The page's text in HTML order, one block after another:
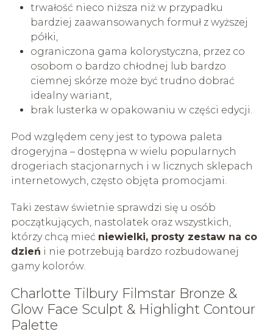
trwałość nieco niższa niż w przypadku
bardziej zaawansowanych formuł z wyższej
półki,
ograniczona gama kolorystyczna, przez co
osobom o bardzo chłodnej lub bardzo
ciemnej skórze może być trudno dobrać
idealny wariant,
brak lusterka w opakowaniu w części edycji.
Pod względem ceny jest to typowa paleta
drogeryjna – dostępna w wielu popularnych
drogeriach stacjonarnych i w licznych sklepach
internetowych, często objęta promocjami.
Taki zestaw świetnie sprawdzi się u osób
początkujących, nastolatek oraz wszystkich,
którzy chcą mieć niewielki, prosty zestaw na co
dzień i nie potrzebują bardzo rozbudowanej
gamy kolorów.
Charlotte Tilbury Filmstar Bronze &
Glow Face Sculpt & Highlight Contour
Palette